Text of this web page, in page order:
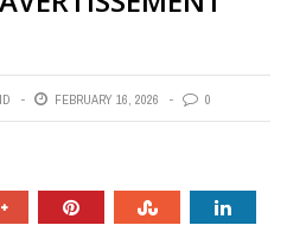
FEBRUARY 16, 2026 0